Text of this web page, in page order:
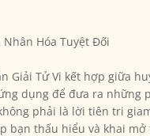
Nhân Hóa Tuyệt Đối
Giải Tử Vi kết hợp giữa
dụng để đưa ra những
phải là lời tiên tri
bạn thấu hiểu và khai mở